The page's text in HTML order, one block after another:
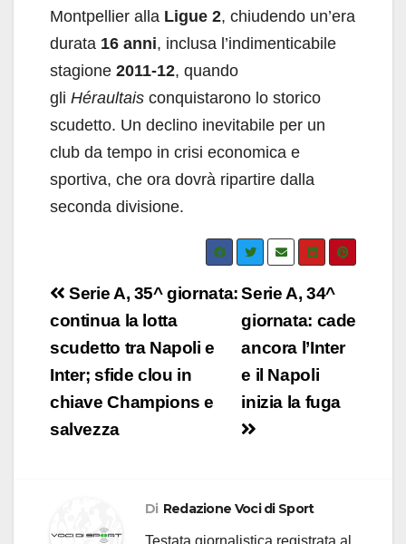
Montpellier alla Ligue 2, chiudendo un’era
durata 16 anni, inclusa l’indimenticabile
stagione 2011-12, quando
gli Héraultais conquistarono lo storico
scudetto. Un declino inevitabile per un
club da tempo in crisi economica e
sportiva, che ora dovrà ripartire dalla
seconda divisione.
Navigazione
articoli
Serie A, 34^
giornata: cade
ancora l’Inter
e il Napoli
inizia la fuga
Serie A, 35^ giornata:
continua la lotta
scudetto tra Napoli e
Inter; sfide clou in
chiave Champions e
salvezza
Di Redazione Voci di Sport